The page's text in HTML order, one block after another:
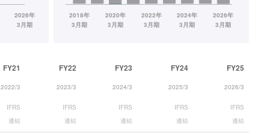
FY21 FY22 FY23 FY24 FY25
2022/3 2023/3 2024/3 2025/3 2026/3
IFRS
連結
IFRS
連結
IFRS
連結
IFRS
連結
IFRS
連結